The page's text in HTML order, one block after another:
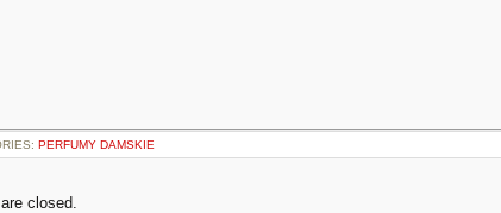
PERFUMY DAMSKIE
closed.